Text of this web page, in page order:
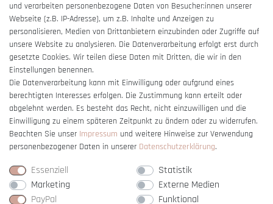
Impressum
Barrierefreiheitserklärung
Vertrag widerrufen
und verarbeiten personenbezogene Daten von Besucher:innen unserer
Webseite (z.B. IP-Adresse), um z.B. Inhalte und Anzeigen zu
personalisieren, Medien von Drittanbietern einzubinden oder Zugriffe auf
unsere Website zu analysieren. Die Datenverarbeitung erfolgt erst durch
gesetzte Cookies. Wir teilen diese Daten mit Dritten, die wir in den
Einstellungen benennen.
Die Datenverarbeitung kann mit Einwilligung oder aufgrund eines
berechtigten Interesses erfolgen. Die Zustimmung kann erteilt oder
abgelehnt werden. Es besteht das Recht, nicht einzuwilligen und die
Einwilligung zu einem späteren Zeitpunkt zu ändern oder zu widerrufen.
Beachten Sie unser Impressum und weitere Hinweise zur Verwendung
personenbezogener Daten in unserer Daten­schutz­erklärung.
Essenziell
Statistik
Marketing
Externe Medien
PayPal
Funktional